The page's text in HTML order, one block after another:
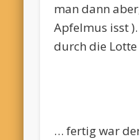
man dann
Apfelmus isst
durch die
… fertig war